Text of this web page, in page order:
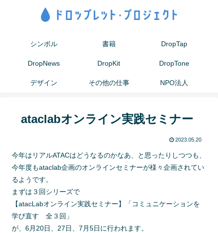
シンボル 書籍 DropTap
DropNews DropKit DropTone
デザイン その他の仕事 NPO法人
ataclabオンライン実践セミナー
2023.05.20
今年はリアルATACはどうなるのかなあ、と思ったりしつつも、
今年度もataclab企画のオンラインセミナーが様々企画されてい
るようです。
まずは３回シリーズで
【atacLabオンライン実践セミナー】「コミュニケーションを
学び直す 全３回」
が、6月20日、27日、7月5日に行われます。